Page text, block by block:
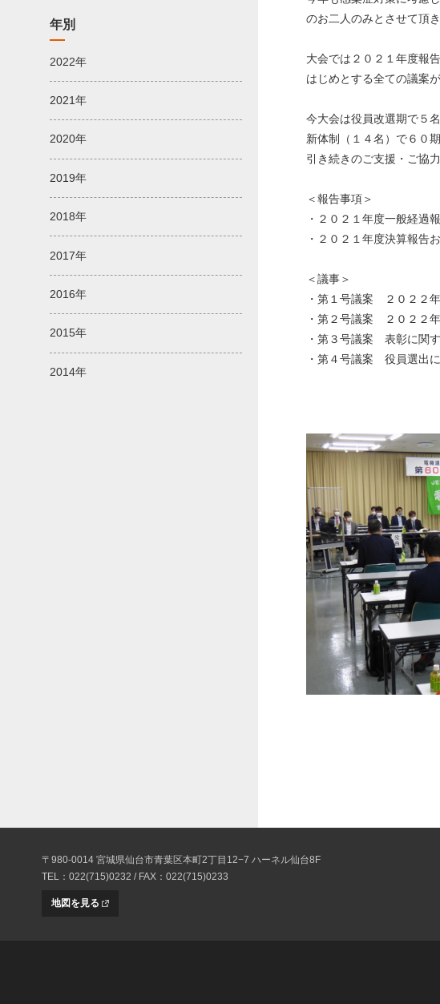
のお二人のみとさせて頂き
大会では２０２１年度報
はじめとする全ての議案
今大会は役員改選期で５
新体制（１４名）で６０
引き続きのご支援・ご協
＜報告事項＞
・２０２１年度一般経過
・２０２１年度決算報告
＜議事＞
・第１号議案 ２０２２
・第２号議案 ２０２２
・第３号議案 表彰に関
・第４号議案 役員選出
年別
2022年
2021年
2020年
2019年
2018年
2017年
2016年
2015年
2014年
〒980-0014 宮城県仙台市青葉区本町2丁目12−7 ハーネル仙台8F
TEL：022(715)0232 / FAX：022(715)0233
地図を見る